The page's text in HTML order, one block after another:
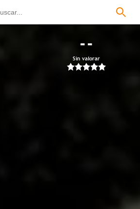
--
Sin valorar